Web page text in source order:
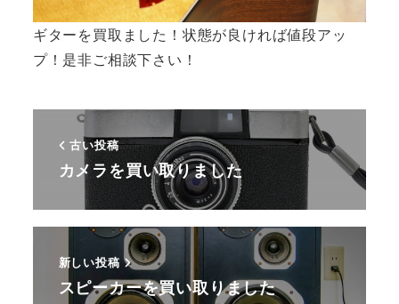
ギターを買取ました！状態が良ければ値段アッ
プ！是非ご相談下さい！
古い投稿
カメラを買い取りました
新しい投稿
スピーカーを買い取りました